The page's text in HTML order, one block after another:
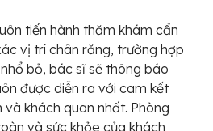
tiến hành thăm khám cẩn
vị trí chân răng, trường hợp
bỏ, bác sĩ sẽ thông báo
được diễn ra với cam kết
khách quan nhất. Phòng
và sức khỏe của khách